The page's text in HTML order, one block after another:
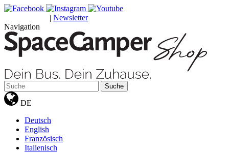
| Newsletter
Navigation
Suche
DE
Deutsch
English
Französisch
Italienisch